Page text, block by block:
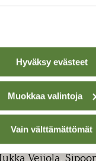
Hyväksy evästeet
Muokkaa valintoja
Vain välttämättömät
Veijola,